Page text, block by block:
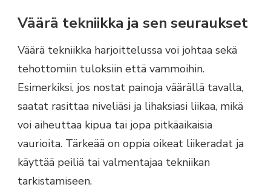
Väärä tekniikka ja sen seuraukset
Väärä tekniikka harjoittelussa voi johtaa sekä
tehottomiin tuloksiin että vammoihin.
Esimerkiksi, jos nostat painoja väärällä tavalla,
saatat rasittaa niveliäsi ja lihaksiasi liikaa, mikä
voi aiheuttaa kipua tai jopa pitkäaikaisia
vaurioita. Tärkeää on oppia oikeat liikeradat ja
käyttää peiliä tai valmentajaa tekniikan
tarkistamiseen.